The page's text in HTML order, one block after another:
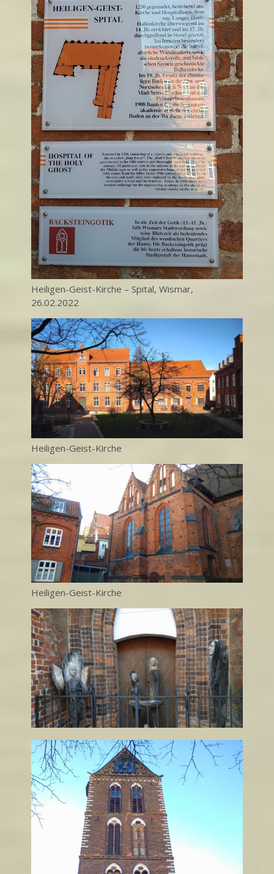
Heiligen-Geist-Kirche – Spital, Wismar,
26.02.2022
Heiligen-Geist-Kirche
Heiligen-Geist-Kirche